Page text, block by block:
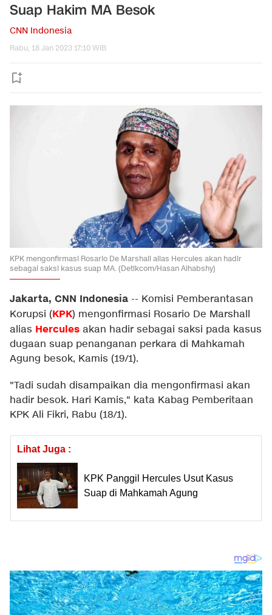
Suap Hakim MA Besok
CNN Indonesia
Rabu, 18 Jan 2023 17:10 WIB
KPK mengonfirmasi Rosario De Marshall alias Hercules akan hadir
sebagai saksi kasus suap MA. (Detikcom/Hasan Alhabshy)
Jakarta, CNN Indonesia -- Komisi Pemberantasan
Korupsi (KPK) mengonfirmasi Rosario De Marshall
alias Hercules akan hadir sebagai saksi pada kasus
dugaan suap penanganan perkara di Mahkamah
Agung besok, Kamis (19/1).
"Tadi sudah disampaikan dia mengonfirmasi akan
hadir besok. Hari Kamis," kata Kabag Pemberitaan
KPK Ali Fikri, Rabu (18/1).
Lihat Juga :
KPK Panggil Hercules Usut Kasus
Suap di Mahkamah Agung